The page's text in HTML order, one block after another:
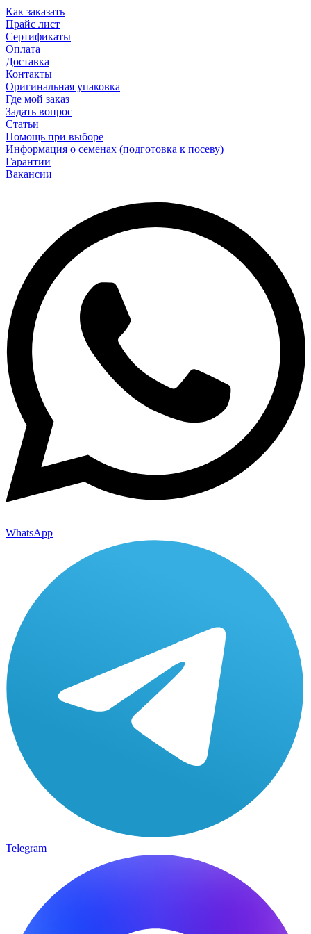
Как заказать
Прайс лист
Сертификаты
Оплата
Доставка
Контакты
Оригинальная упаковка
Где мой заказ
Задать вопрос
Статьи
Помощь при выборе
Информация о семенах (подготовка к посеву)
Гарантии
Вакансии
WhatsApp
Telegram